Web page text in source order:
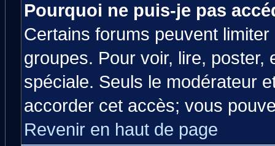
Pourquoi ne puis-je pas
Certains forums peuvent
groupes. Pour voir, lire,
spéciale. Seuls le modérateur
accorder cet accès; vous
Revenir en haut de page